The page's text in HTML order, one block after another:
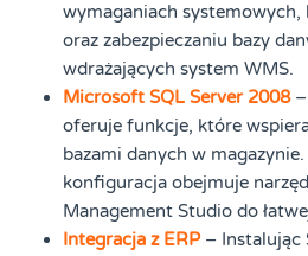
wymaganiach
oraz zabezpieczaniu bazy
wdrażających system WMS.
Microsoft SQL Server 2008–
oferuje funkcje, które
bazami danych w
konfiguracja obejmuje
Management Studio do
Integracja z ERP– Instalując